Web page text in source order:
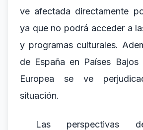
ve afectada directamente
ya que no podrá acceder a
y programas culturales.
de España en Países
Europea se ve
situación.
Las perspectivas